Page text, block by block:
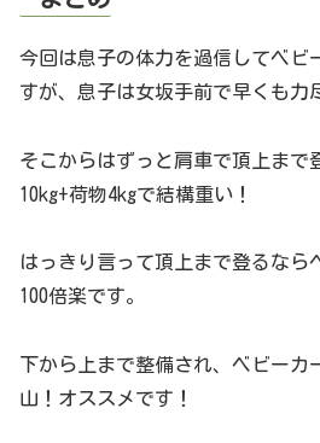
今回は息子の体力を過信してベビ
すが、息子は女坂手前で早くも力
そこからはずっと肩車で頂上まで
10kg+荷物4kgで結構重い！
はっきり言って頂上まで登るなら
100倍楽です。
下から上まで整備され、ベビーカ
山！オススメです！